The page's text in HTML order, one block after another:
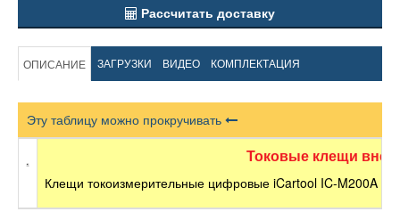
Рассчитать доставку
ОПИСАНИЕ ЗАГРУЗКИ ВИДЕО КОМПЛЕКТАЦИЯ
Эту таблицу можно прокручивать
Токовые клещи
Клещи токоизмерительные цифровые iCartool IC-M200A